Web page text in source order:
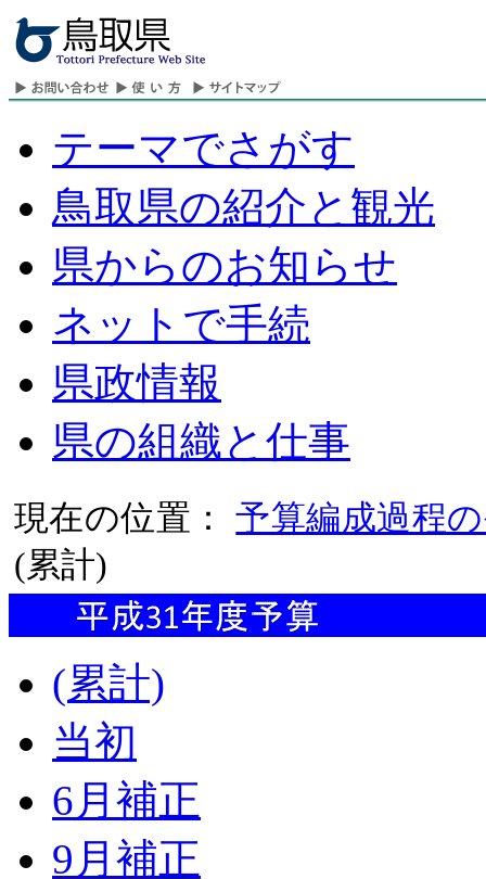
テーマでさがす
鳥取県の紹介と観光
県からのお知らせ
ネットで手続
県政情報
県の組織と仕事
現在の位置：予算編成過程
(累計)
(累計)
当初
6月補正
9月補正